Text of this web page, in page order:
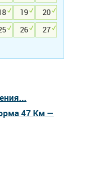
19
20
26
27
47 Км —